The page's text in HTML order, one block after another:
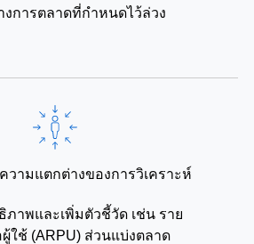
งการตลาดที่กำหนดไว้ล่วง
วามแตกต่างของการวิเคราะห์
ภาพและเพิ่มตัวชี้วัด เช่น ราย
ใช้ (ARPU) ส่วนแบ่งตลาด